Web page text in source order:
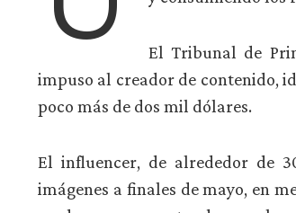
El Tribunal de
impuso al creador de contenido,
poco más de dos mil dólares.
El influencer, de alrededor de
imágenes a finales de mayo, en